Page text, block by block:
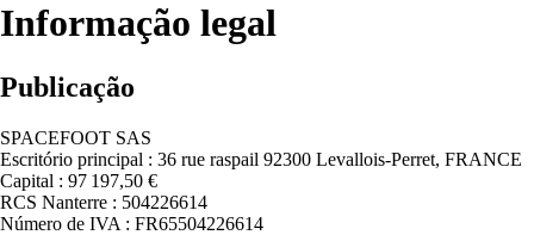
Informação legal
Publicação
SPACEFOOT SAS
Escritório principal : 36 rue raspail 92300 Levallois-Perret, FRANCE
Capital : 97 197,50 €
RCS Nanterre : 504226614
Número de IVA : FR65504226614